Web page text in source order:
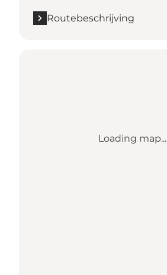
Routebeschrijving
Loading map...